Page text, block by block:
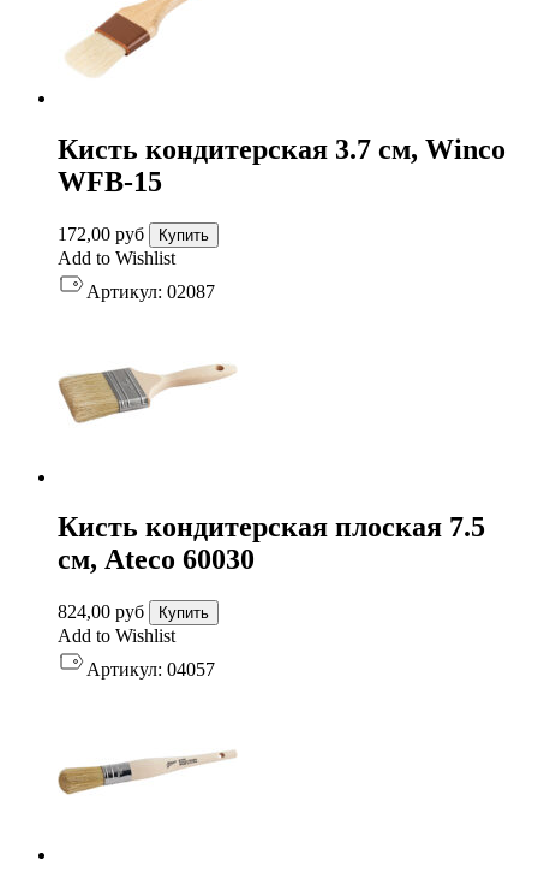
Кисть кондитерская 3.7 см, Winco
WFB-15
172,00 руб Купить
Add to Wishlist
Артикул: 02087
Кисть кондитерская плоская 7.5
см, Ateco 60030
824,00 руб Купить
Add to Wishlist
Артикул: 04057